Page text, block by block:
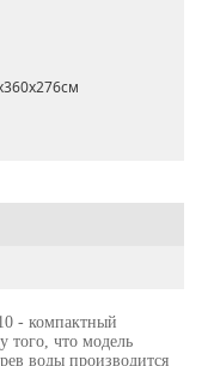
- компактный
того, что модель
воды производится